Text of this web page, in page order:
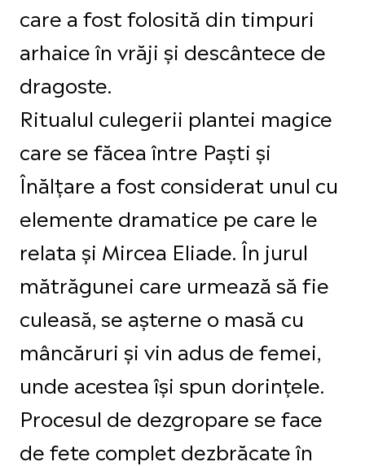
care a fost folosită din timpuri
arhaice în vrăji și descântece de
dragoste.
Ritualul culegerii plantei magice
care se făcea între Paști și
Înălțare a fost considerat unul cu
elemente dramatice pe care le
relata și Mircea Eliade. În jurul
mătrăgunei care urmează să fie
culeasă, se așterne o masă cu
mâncăruri și vin adus de femei,
unde acestea își spun dorințele.
Procesul de dezgropare se face
de fete complet dezbrăcate în